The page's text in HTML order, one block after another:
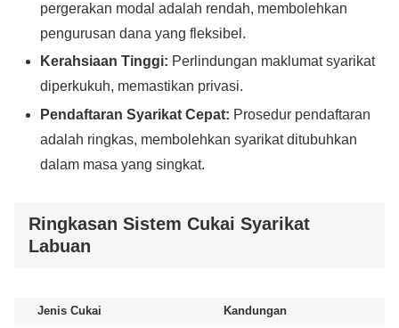
pergerakan modal adalah rendah, membolehkan
pengurusan dana yang fleksibel.
Kerahsiaan Tinggi: Perlindungan maklumat syarikat
diperkukuh, memastikan privasi.
Pendaftaran Syarikat Cepat: Prosedur pendaftaran
adalah ringkas, membolehkan syarikat ditubuhkan
dalam masa yang singkat.
Ringkasan Sistem Cukai Syarikat
Labuan
Jenis Cukai Kandungan